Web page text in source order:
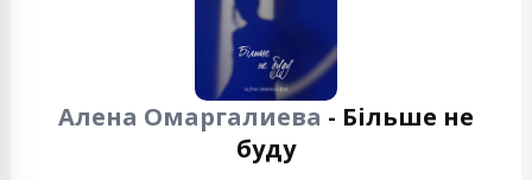
Алена Омаргалиева - Більше не
буду